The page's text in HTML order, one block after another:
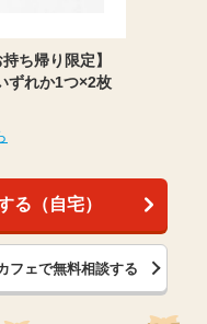
ち帰り限定】
ずれか1つ×2枚
る（自宅）
フェで無料相談する